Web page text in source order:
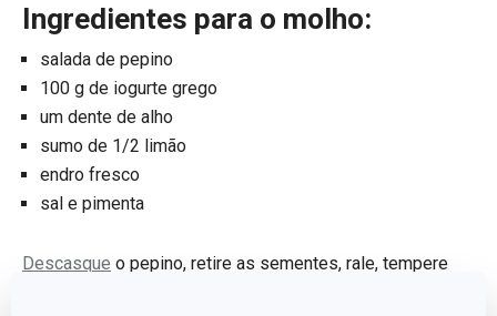
Ingredientes para o molho:
salada de pepino
100 g de iogurte grego
um dente de alho
sumo de 1/2 limão
endro fresco
sal e pimenta
Descasque o pepino, retire as sementes, rale, tempere